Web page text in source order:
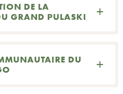
DE LA
GRAND PULASKI
DU